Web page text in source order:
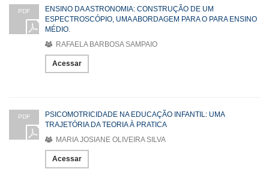
PDF
ENSINO DA ASTRONOMIA: CONSTRUÇÃO DE UM
ESPECTROSCÓPIO, UMA ABORDAGEM PARA O PARA ENSINO
MÉDIO.
RAFAELA BARBOSA SAMPAIO
Acessar
PDF
PSICOMOTRICIDADE NA EDUCAÇÃO INFANTIL: UMA
TRAJETÓRIA DA TEORIA À PRATICA
MARIA JOSIANE OLIVEIRA SILVA
Acessar